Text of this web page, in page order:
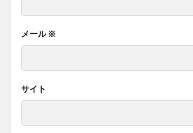
メール※
サイト